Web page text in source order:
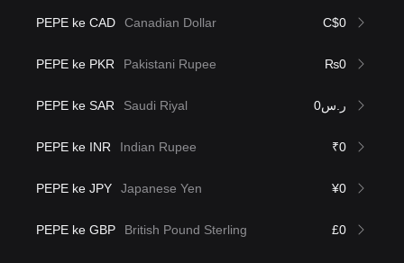
PEPE ke CAD Canadian Dollar C$0
PEPE ke PKR Pakistani Rupee ₨0
PEPE ke SAR Saudi Riyal ر.س0
PEPE ke INR Indian Rupee ₹0
PEPE ke JPY Japanese Yen ¥0
PEPE ke GBP British Pound Sterling £0